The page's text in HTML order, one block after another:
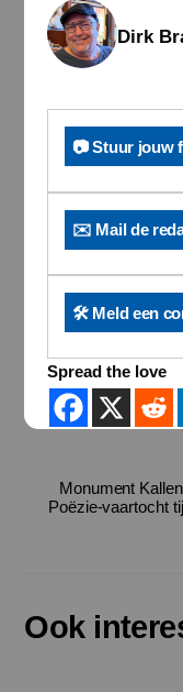
Dirk
📷 Stuur jouw
✉️ Mail de
🛠️ Meld een
Spread the love
Monument
Poëzie-vaartocht
Ook